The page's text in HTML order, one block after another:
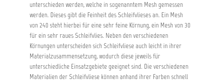
unterschieden werden, welche in sogenanntem Mesh gemessen
werden. Dieses gibt die Feinheit des Schleifvlieses an. Ein Mesh
von 240 steht hierbei für eine sehr feine Körnung, ein Mesh von 30
für ein sehr raues Schleifvlies. Neben den verschiedenen
Körnungen unterscheiden sich Schleifvliese auch leicht in ihrer
Materialzusammensetzung, wodurch diese jeweils für
unterschiedliche Einsatzgebiete geeignet sind. Die verschiedenen
Materialien der Schleifvliese können anhand ihrer Farben schnell